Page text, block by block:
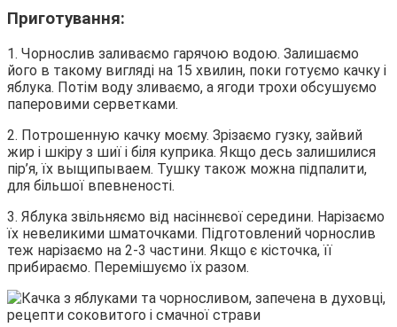
Приготування:
1. Чорнослив заливаємо гарячою водою. Залишаємо
його в такому вигляді на 15 хвилин, поки готуємо качку і
яблука. Потім воду зливаємо, а ягоди трохи обсушуємо
паперовими серветками.
2. Потрошенную качку моєму. Зрізаємо гузку, зайвий
жир і шкіру з шиї і біля куприка. Якщо десь залишилися
пір’я, їх выщипываем. Тушку також можна підпалити,
для більшої впевненості.
3. Яблука звільняємо від насіннєвої середини. Нарізаємо
їх невеликими шматочками. Підготовлений чорнослив
теж нарізаємо на 2-3 частини. Якщо є кісточка, її
прибираємо. Перемішуємо їх разом.